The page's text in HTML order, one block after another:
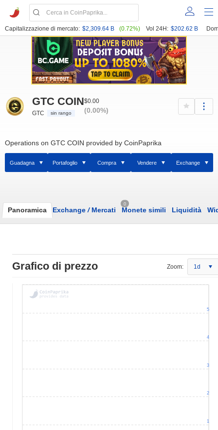
Capitalizzazione di mercato: $2,309.64 B (0.72%) Vol 24H: $202.62 B
GTC COIN
GTC sin rango
$0.00
(0.00%)
Operations on GTC COIN provided by CoinPaprika
Guadagna Portafoglio Compra Vendere Exchange
Panoramica Exchange /Mercati
0
Monete simili Liquidità
Grafico di prezzo Zoom: 1d
1
2
3
4
5